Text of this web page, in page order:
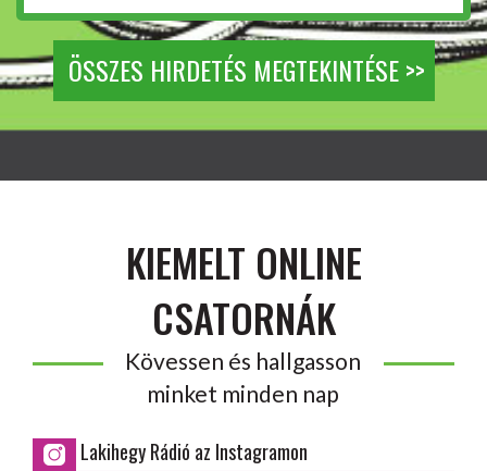
ÖSSZES HIRDETÉS MEGTEKINTÉSE >>
KIEMELT ONLINE
CSATORNÁK
Kövessen és hallgasson
minket minden nap
Lakihegy Rádió az Instagramon